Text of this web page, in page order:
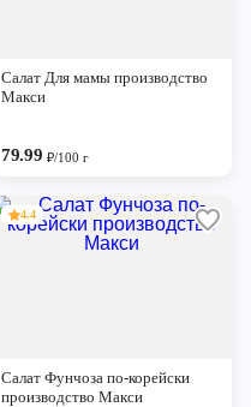
Салат Для мамы производство
Макси
79.99₽/100 г
4.4
Салат Фунчоза по-корейски
производство Макси